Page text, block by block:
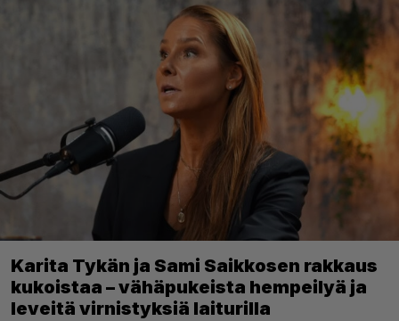
Karita Tykän ja Sami Saikkosen rakkaus
kukoistaa – vähäpukeista hempeilyä ja
leveitä virnistyksiä laiturilla